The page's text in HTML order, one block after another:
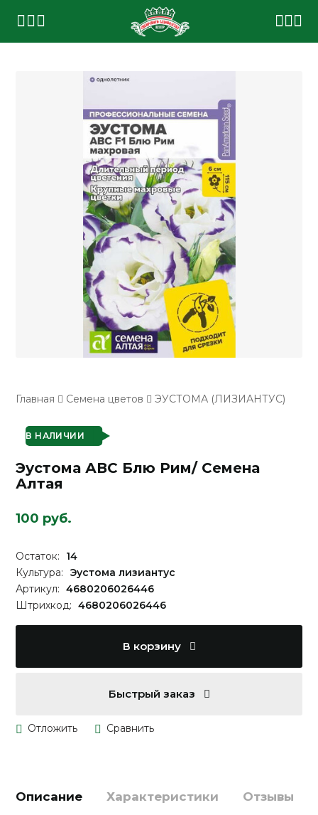
Главная Семена цветов ЭУСТОМА (ЛИЗИАНТУС)
В НАЛИЧИИ
Эустома АВС Блю Рим/ Семена
Алтая
100 руб.
Остаток:
14
Культура:
Эустома лизиантус
Артикул: 4680206026446
Штрихкод: 4680206026446
В корзину
Быстрый заказ
Описание Характеристики Отзывы